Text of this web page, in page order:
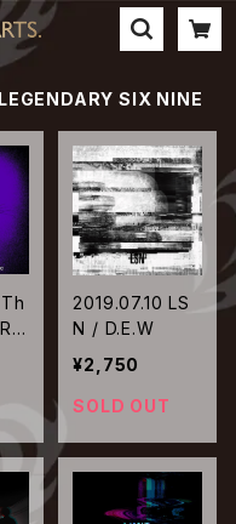
SIX NINE
2019.07.10 LS
N / D.E.W
¥2,750
SOLD OUT